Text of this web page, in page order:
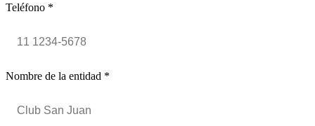
Teléfono *
Nombre de la entidad *